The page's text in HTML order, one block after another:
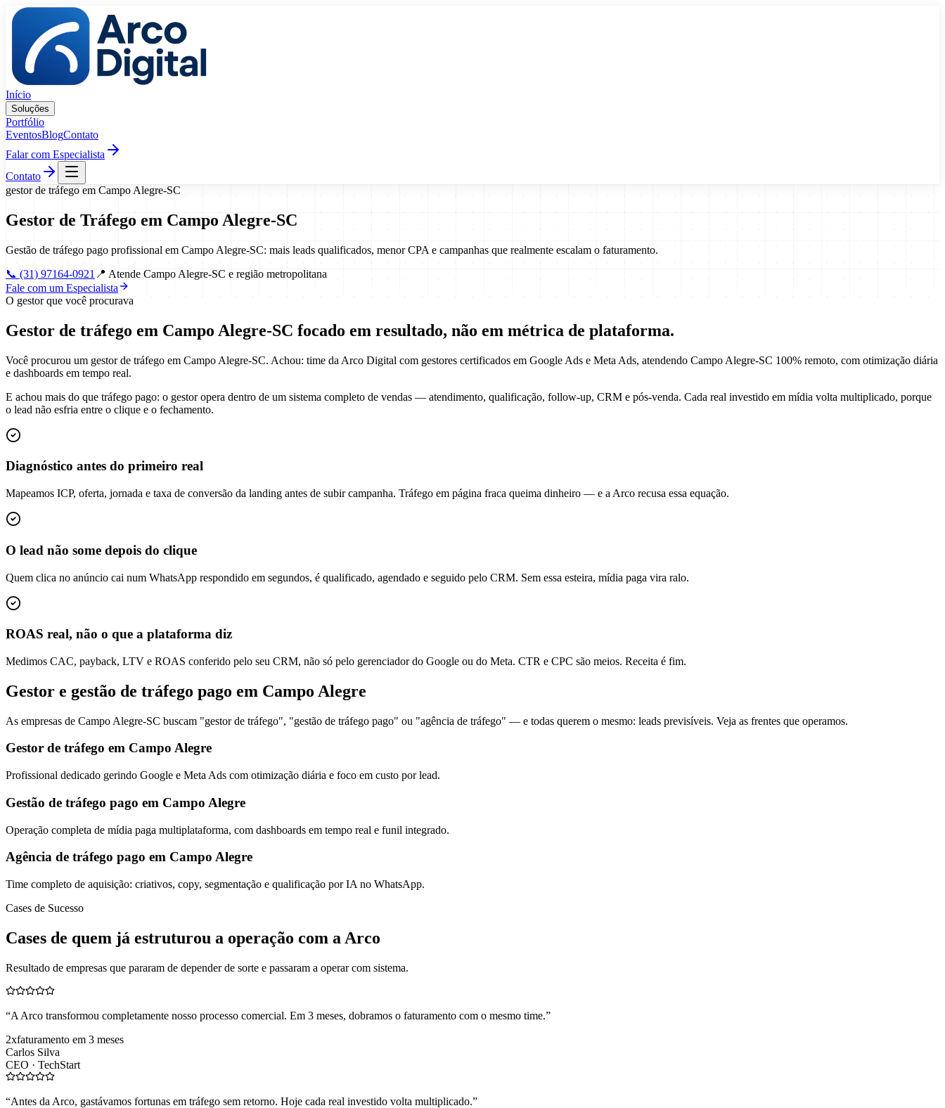
Pular para o conteúdo
Início
Soluções
Portfólio
EventosBlogContato
Falar com Especialista
Contato
gestor de tráfego em Campo Alegre-SC
Gestor de Tráfego em Campo Alegre-SC
Gestão de tráfego pago profissional em Campo Alegre-SC: mais leads qualificados, menor CPA e campanhas que realmente escalam o faturamento.
📞 (31) 97164-0921 📍 Atende Campo Alegre-SC e região metropolitana
Fale com um Especialista
O gestor que você procurava
Gestor de tráfego em Campo Alegre-SC focado em resultado, não em métrica de plataforma.
Você procurou um gestor de tráfego em Campo Alegre-SC. Achou: time da Arco Digital com gestores certificados em Google Ads e Meta Ads, atendendo Campo Alegre-SC 100% remoto, com otimização diária
e dashboards em tempo real.
E achou mais do que tráfego pago: o gestor opera dentro de um sistema completo de vendas — atendimento, qualificação, follow-up, CRM e pós-venda. Cada real investido em mídia volta multiplicado, porque
o lead não esfria entre o clique e o fechamento.
Diagnóstico antes do primeiro real
Mapeamos ICP, oferta, jornada e taxa de conversão da landing antes de subir campanha. Tráfego em página fraca queima dinheiro — e a Arco recusa essa equação.
O lead não some depois do clique
Quem clica no anúncio cai num WhatsApp respondido em segundos, é qualificado, agendado e seguido pelo CRM. Sem essa esteira, mídia paga vira ralo.
ROAS real, não o que a plataforma diz
Medimos CAC, payback, LTV e ROAS conferido pelo seu CRM, não só pelo gerenciador do Google ou do Meta. CTR e CPC são meios. Receita é fim.
Gestor e gestão de tráfego pago em Campo Alegre
As empresas de Campo Alegre-SC buscam "gestor de tráfego", "gestão de tráfego pago" ou "agência de tráfego" — e todas querem o mesmo: leads previsíveis. Veja as frentes que operamos.
Gestor de tráfego em Campo Alegre
Profissional dedicado gerindo Google e Meta Ads com otimização diária e foco em custo por lead.
Gestão de tráfego pago em Campo Alegre
Operação completa de mídia paga multiplataforma, com dashboards em tempo real e funil integrado.
Agência de tráfego pago em Campo Alegre
Time completo de aquisição: criativos, copy, segmentação e qualificação por IA no WhatsApp.
Cases de Sucesso
Cases de quem já estruturou a operação com a Arco
Resultado de empresas que pararam de depender de sorte e passaram a operar com sistema.
“A Arco transformou completamente nosso processo comercial. Em 3 meses, dobramos o faturamento com o mesmo time.”
2xfaturamento em 3 meses
Carlos Silva
CEO · TechStart
“Antes da Arco, gastávamos fortunas em tráfego sem retorno. Hoje cada real investido volta multiplicado.”